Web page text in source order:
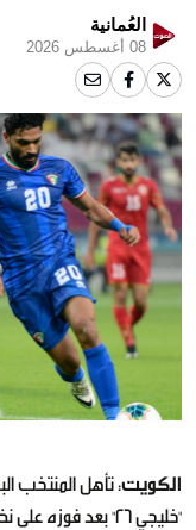
العُمانية
08 أغسطس 2026
الكويت: تأهل المنتخب
"خليجي 26" بعد